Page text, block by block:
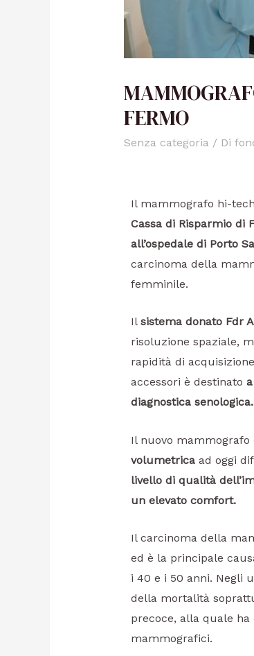
FERMO
Senza categoria / Di
Il mammografo hi-
Cassa di Risparmio di
all’ospedale di Porto
carcinoma della
femminile.
Il sistema donato Fdr
risoluzione spaziale,
rapidità di
accessori è destinato
diagnostica senologica.
Il nuovo mammografo
volumetricaad oggi
livello di qualità
un elevato comfort.
Il carcinoma della
ed è la principale
i 40 e i 50 anni. Negli
della mortalità
precoce, alla quale
mammografici.